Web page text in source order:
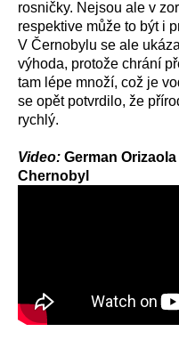
rosničky. Nejsou ale v
respektive může to být i
V Černobylu se ale
výhoda, protože chrání
tam lépe množí, což je
se opět potvrdilo, že
rychlý.
Video: German
Chernobyl